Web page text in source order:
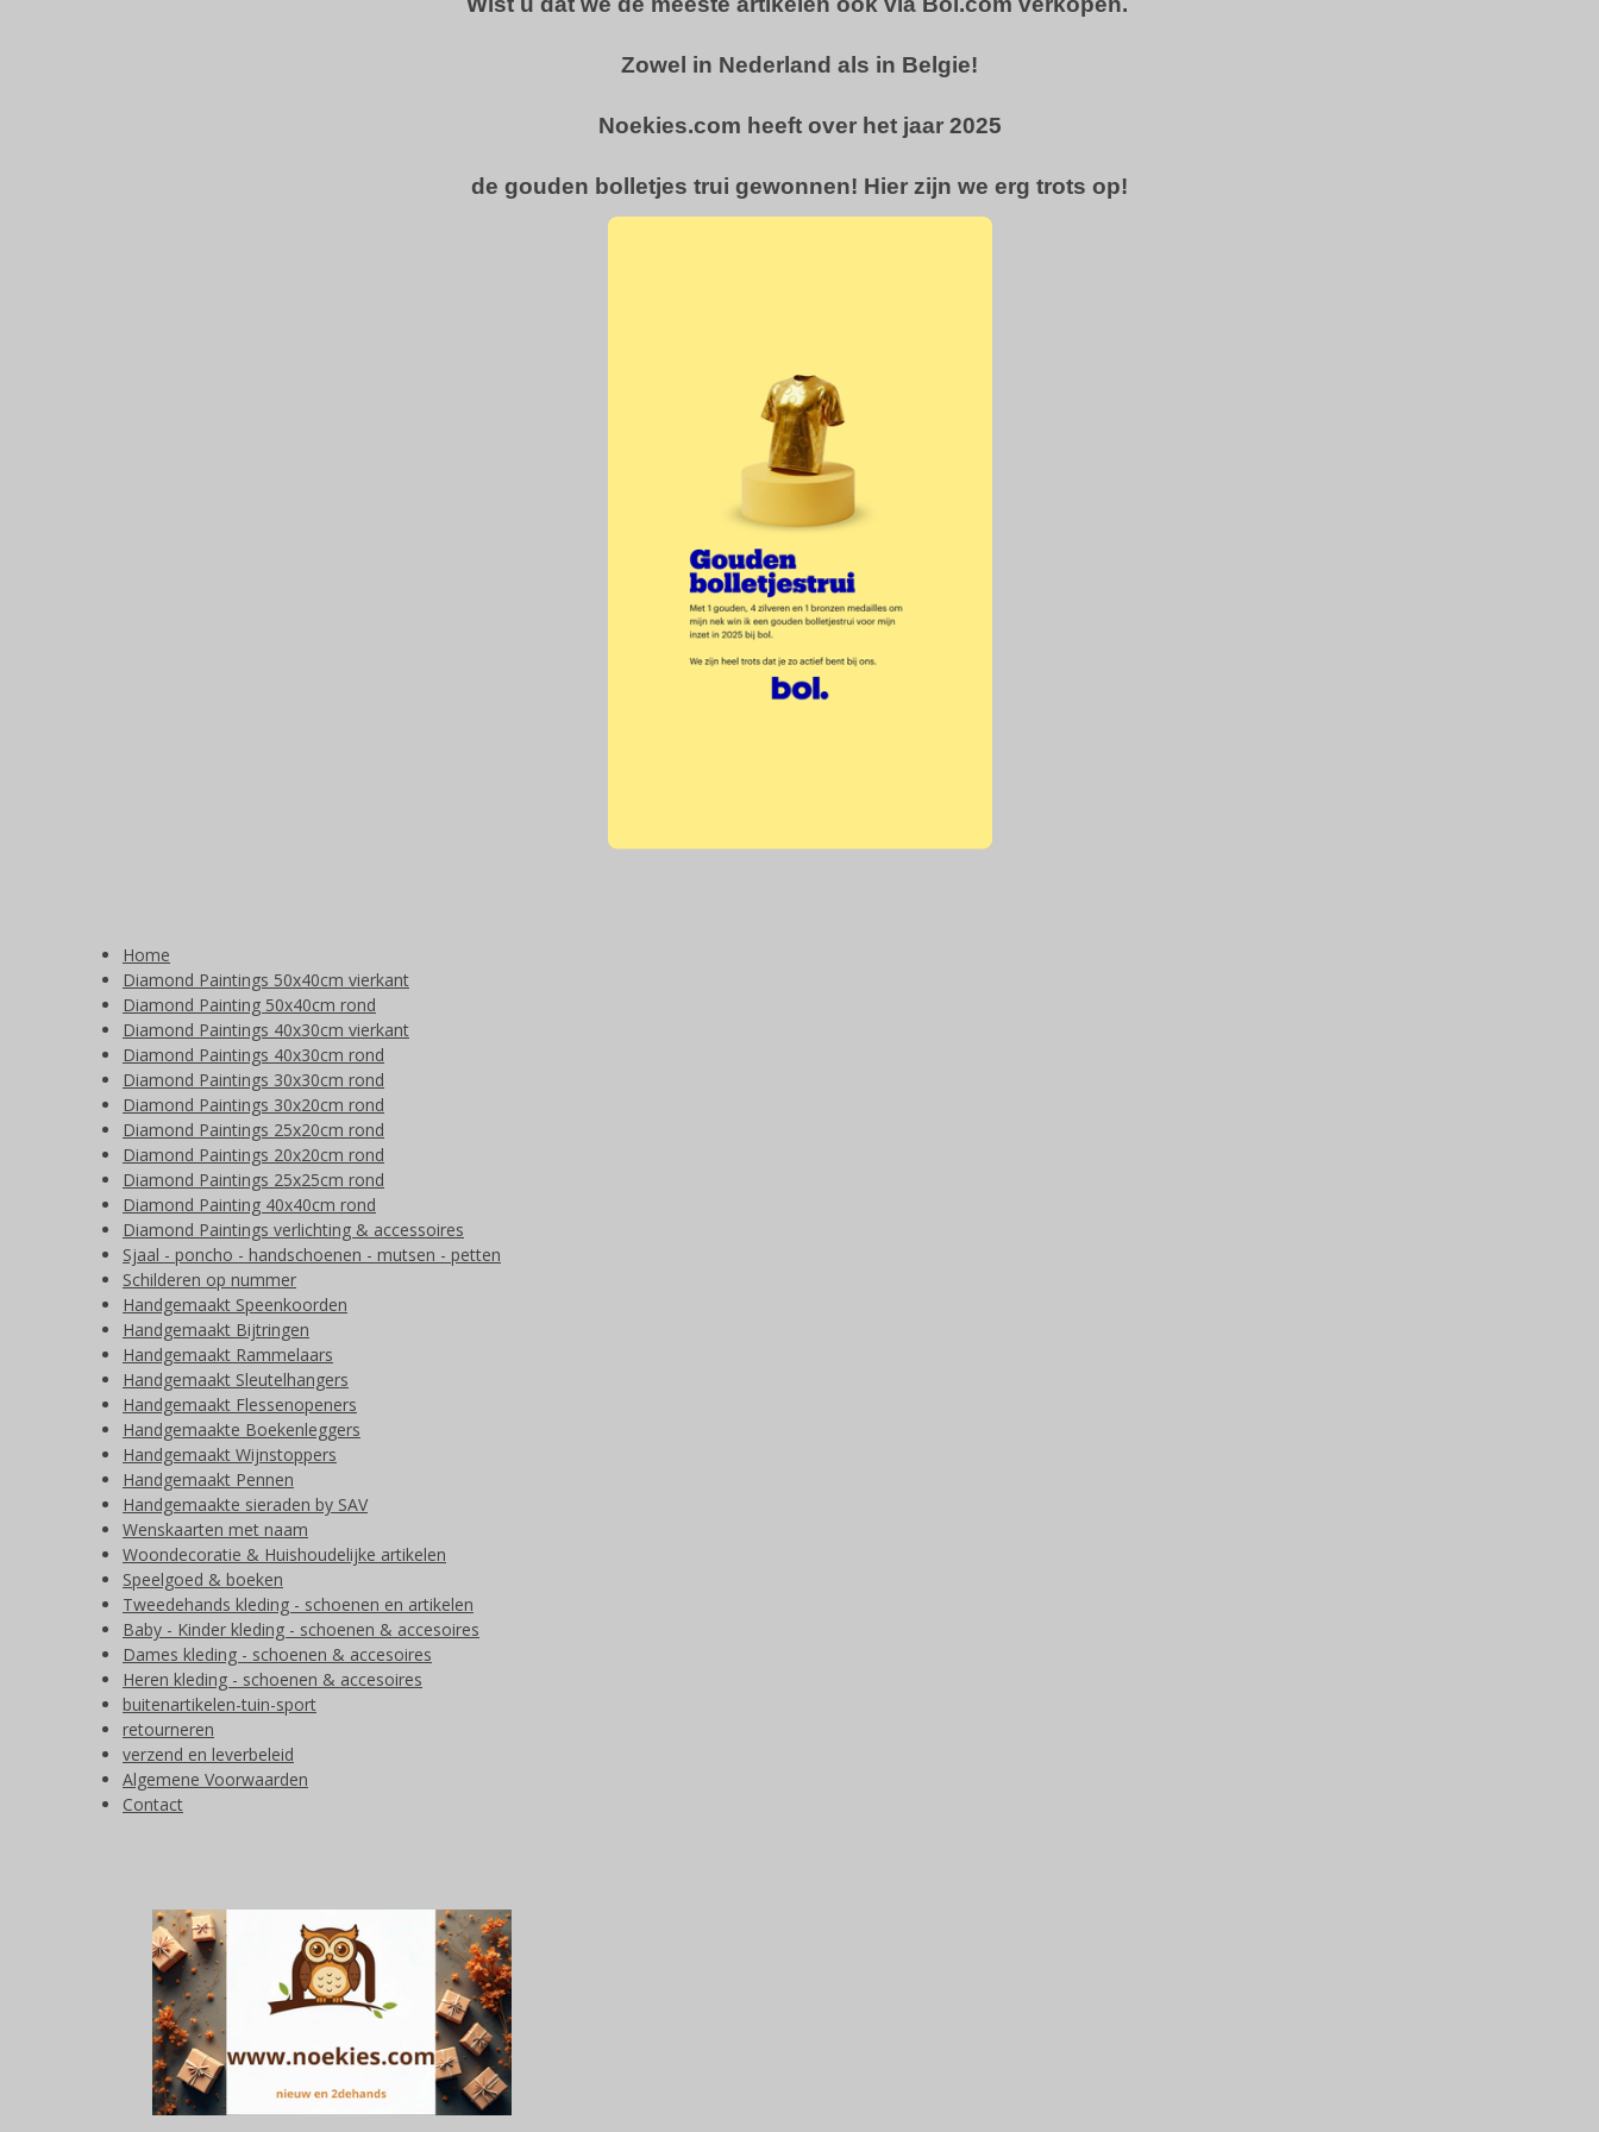
Zowel in Nederland als in Belgie!
Noekies.com heeft over het jaar 2025
de gouden bolletjes trui gewonnen! Hier zijn we erg trots op!
Home
Diamond Paintings 50x40cm vierkant
Diamond Painting 50x40cm rond
Diamond Paintings 40x30cm vierkant
Diamond Paintings 40x30cm rond
Diamond Paintings 30x30cm rond
Diamond Paintings 30x20cm rond
Diamond Paintings 25x20cm rond
Diamond Paintings 20x20cm rond
Diamond Paintings 25x25cm rond
Diamond Painting 40x40cm rond
Diamond Paintings verlichting & accessoires
Sjaal - poncho - handschoenen - mutsen - petten
Schilderen op nummer
Handgemaakt Speenkoorden
Handgemaakt Bijtringen
Handgemaakt Rammelaars
Handgemaakt Sleutelhangers
Handgemaakt Flessenopeners
Handgemaakte Boekenleggers
Handgemaakt Wijnstoppers
Handgemaakt Pennen
Handgemaakte sieraden by SAV
Wenskaarten met naam
Woondecoratie & Huishoudelijke artikelen
Speelgoed & boeken
Tweedehands kleding - schoenen en artikelen
Baby - Kinder kleding - schoenen & accesoires
Dames kleding - schoenen & accesoires
Heren kleding - schoenen & accesoires
buitenartikelen-tuin-sport
retourneren
verzend en leverbeleid
Algemene Voorwaarden
Contact